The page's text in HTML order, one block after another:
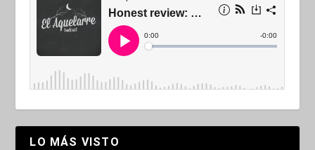
LO MÁS VISTO